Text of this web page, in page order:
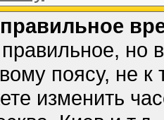
но
поясу, не
изменить